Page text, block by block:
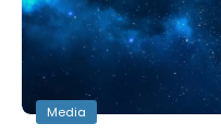
Media